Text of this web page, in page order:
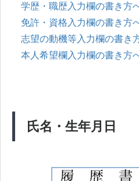
学歴・職歴入力欄の書き方
免許・資格入力欄の書き方
志望の動機等入力欄の書き
本人希望欄入力欄の書き方
氏名・生年月日